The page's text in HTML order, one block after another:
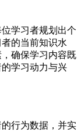
学习者规划出个
的当前知识水
确保学习内容既
学习动力与兴
行为数据，并实